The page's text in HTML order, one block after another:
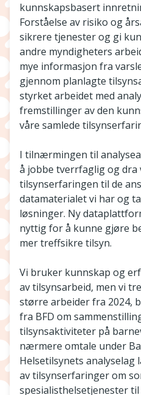
kunnskapsbasert
Forståelse av risiko og
sikrere tjenester og gi
andre myndigheters
mye informasjon fra
gjennom planlagte
styrket arbeidet med
fremstillinger av den
våre samlede
I tilnærmingen til
å jobbe tverrfaglig og dra
tilsynserfaringen til de
datamaterialet vi har og
løsninger. Ny
nyttig for å kunne gjøre
mer treffsikre tilsyn.
Vi bruker kunnskap og
av tilsynsarbeid, men vi
større arbeider fra 2024,
fra BFD om
tilsynsaktiviteter på
nærmere omtale under
Helsetilsynets
av tilsynserfaringer om
spesialisthelsetjenester